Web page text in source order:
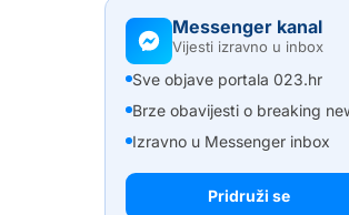
Messenger kanal
Vijesti izravno u inbox
Sve objave portala 023.hr
Brze obavijesti o breaking
Izravno u Messenger inbox
Pridruži se